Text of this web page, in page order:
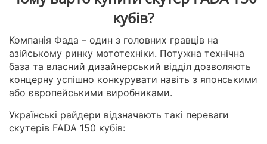
кубів?
Компанія Фада – один з головних гравців на
азійському ринку мототехніки. Потужна технічна
база та власний дизайнерський відділ дозволяють
концерну успішно конкурувати навіть з японськими
або європейськими виробниками.
Українські райдери відзначають такі переваги
скутерів FADA 150 кубів: